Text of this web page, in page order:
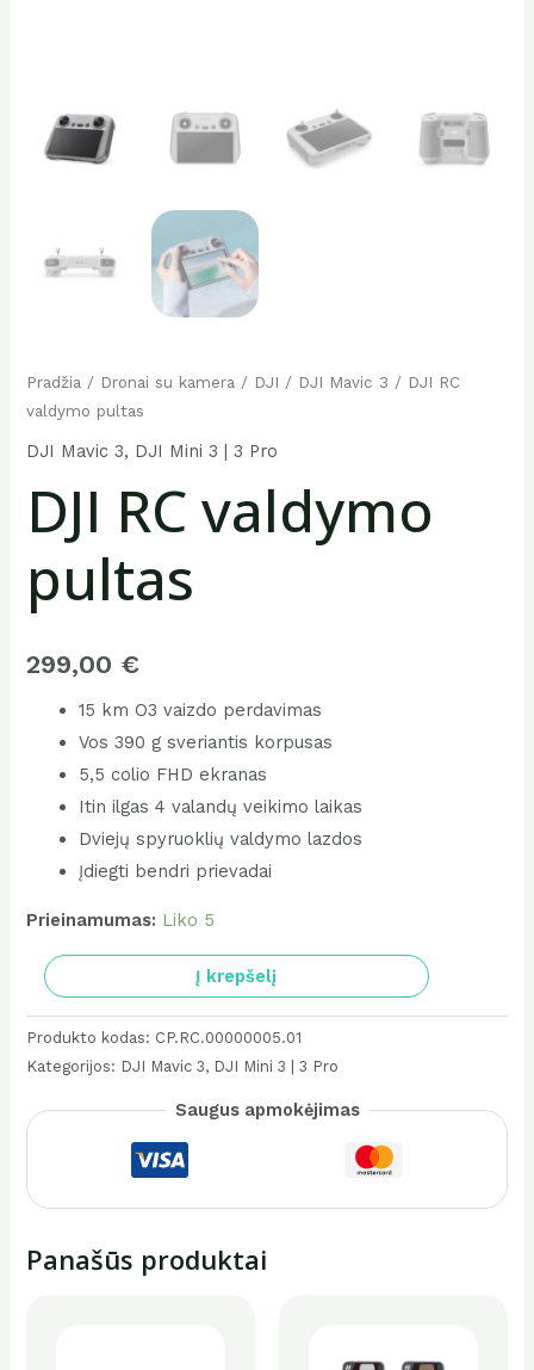
Pradžia / Dronai su kamera / DJI / DJI Mavic 3 / DJI RC
valdymo pultas
DJI Mavic 3, DJI Mini 3 | 3 Pro
DJI RC valdymo
pultas
299,00 €
15 km O3 vaizdo perdavimas
Vos 390 g sveriantis korpusas
5,5 colio FHD ekranas
Itin ilgas 4 valandų veikimo laikas
Dviejų spyruoklių valdymo lazdos
Įdiegti bendri prievadai
Prieinamumas: Liko 5
produkto
kiekis:
DJI
RC
pultas
Į krepšelį
Produkto kodas: CP.RC.00000005.01
Kategorijos: DJI Mavic 3, DJI Mini 3 | 3 Pro
Saugus apmokėjimas
Panašūs produktai